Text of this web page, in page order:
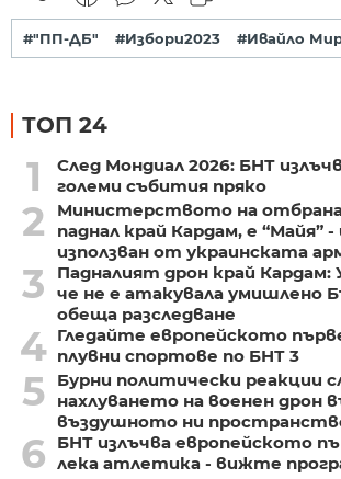
#"ПП-ДБ" #Избори2023 #Ивайло
ТОП 24
1
След Мондиал 2026: БНТ
големи събития пряко
2
Министерството на
паднал край Кардам, е “Майя”
използван от украинската
3
Падналият дрон край Кардам:
че не е атакувала умишлено
обеща разследване
4 Гледайте европейското
плувни спортове по БНТ 3
5
Бурни политически реакции
нахлуването на военен дрон
въздушното ни
6
БНТ излъчва европейското
лека атлетика - вижте